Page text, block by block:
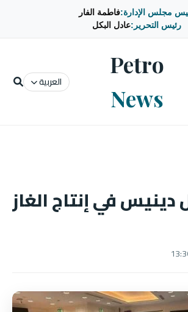
مجلس الإدارة:فاطمة الفار
رئيس التحرير:عادل البكل
Petro
News
العربية
في إنتاج الغاز